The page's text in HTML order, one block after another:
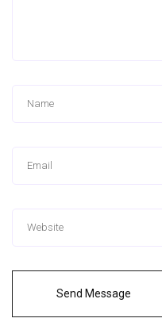
Send Message